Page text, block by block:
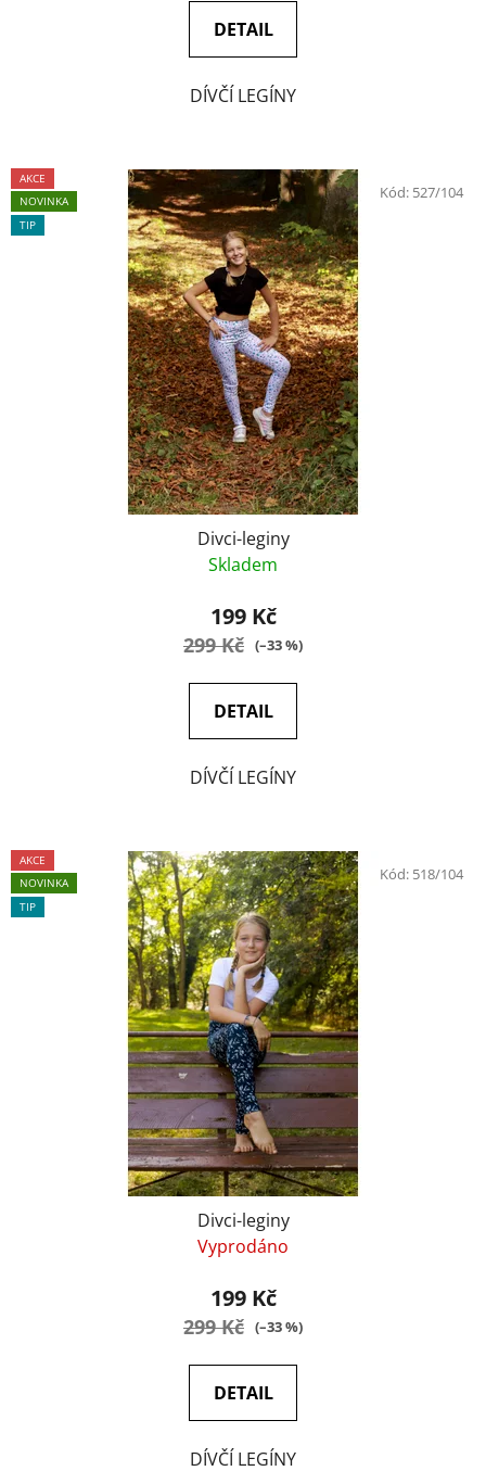
DETAIL
DÍVČÍ LEGÍNY
AKCE
NOVINKA
TIP
Divci-leginy
Skladem
199 Kč
299 Kč (–33 %)
DETAIL
DÍVČÍ LEGÍNY
Kód: 527/104
AKCE
NOVINKA
TIP
Divci-leginy
Vyprodáno
199 Kč
299 Kč (–33 %)
DETAIL
DÍVČÍ LEGÍNY
Kód: 518/104